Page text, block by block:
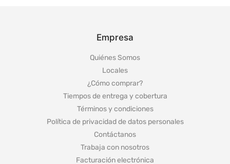
Empresa
Quiénes Somos
Locales
¿Cómo comprar?
Tiempos de entrega y cobertura
Términos y condiciones
Política de privacidad de datos personales
Contáctanos
Trabaja con nosotros
Facturación electrónica